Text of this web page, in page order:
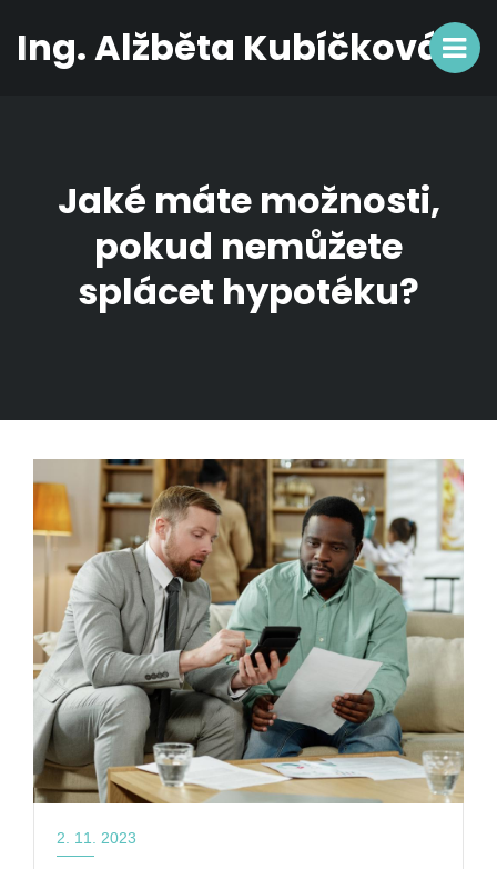
Ing. Alžběta Kubíčková
Jaké máte možnosti,
pokud nemůžete
splácet hypotéku?
2. 11. 2023